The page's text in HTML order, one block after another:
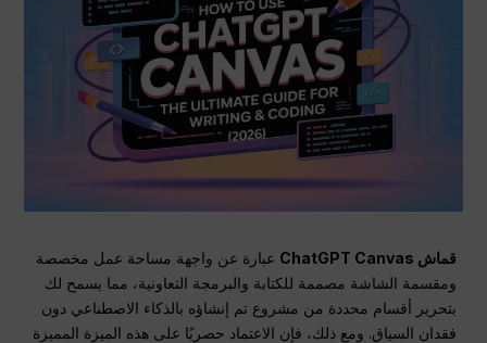
قماش ChatGPT Canvas
عبارة عن واجهة مساحة عمل مخصصة
ومقسمة الشاشة مصممة للكتابة والبرمجة التعاونية، مما يسمح لك
بتحرير أقسام محددة من مشروع تم إنشاؤه بالذكاء الاصطناعي دون
فقدان السياق. ومع ذلك، فإن الاعتماد حصريًا على هذه الميزة المميزة